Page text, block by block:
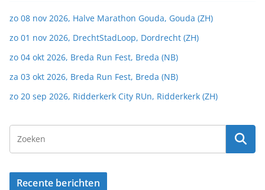
zo 08 nov 2026, Halve Marathon Gouda, Gouda (ZH)
zo 01 nov 2026, DrechtStadLoop, Dordrecht (ZH)
zo 04 okt 2026, Breda Run Fest, Breda (NB)
za 03 okt 2026, Breda Run Fest, Breda (NB)
zo 20 sep 2026, Ridderkerk City RUn, Ridderkerk (ZH)
Recente berichten